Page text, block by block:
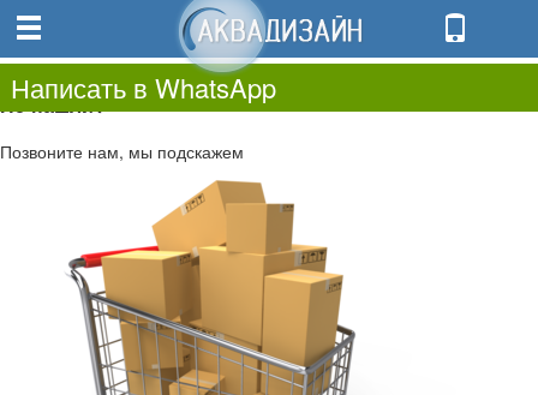
0.00
0
Не нашли?
Позвоните нам, мы подскажем
Написать в WhatsApp